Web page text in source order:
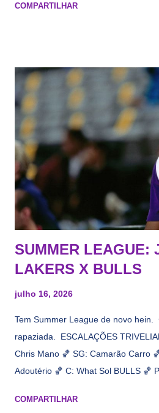
cara de decrépito, mas que
vezes a gente esquece mesmo.
Tas no Telecurso 2000 , É HORA
todos esses nomes foram linkados
interesse, não importa, o nosso
informação, a veracidade vem
agora nada de Ruim Hachaomuro
interesse) e LeBrão James - esse
Draymond Green enquanto chora
COMPARTILHAR
SUMMER LEAGUE:
LAKERS X BULLS
julho 16, 2026
Tem Summer League de novo hein.
rapaziada. ESCALAÇÕES
Chris Mano 🏀 SG: Camarão Carro
Adoutério 🏀 C: What Sol BULLS 🏀
19h00 Local: Las Vegas
COMPARTILHAR